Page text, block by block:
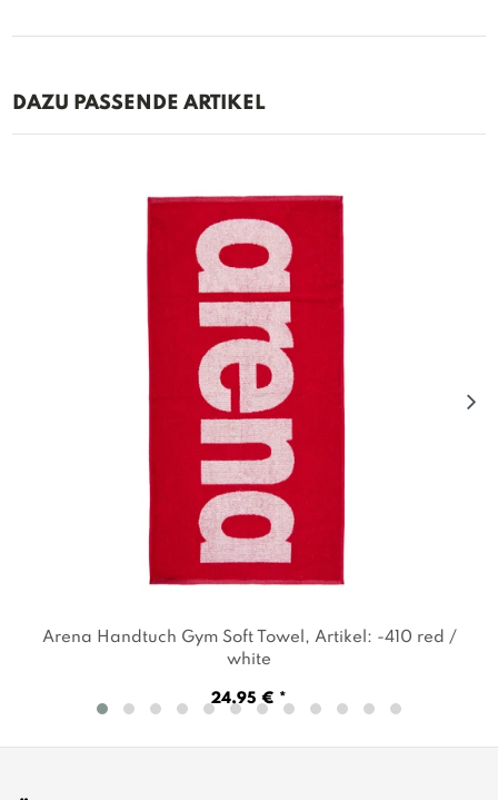
DAZU PASSENDE ARTIKEL
Arena Handtuch Gym Soft Towel , Artikel: -410 red /
white
24,95 € *